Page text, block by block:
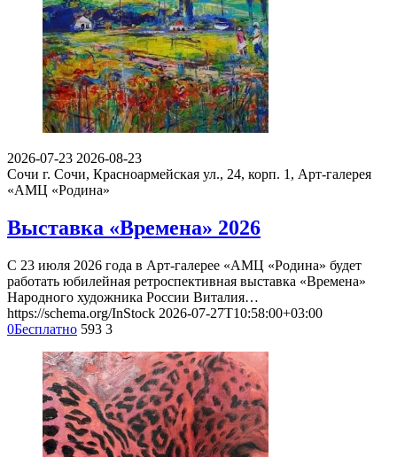
2026-07-23 2026-08-23
Сочи г. Сочи, Красноармейская ул., 24, корп. 1, Арт-галерея
«АМЦ «Родина»
Выставка «Времена» 2026
С 23 июля 2026 года в Арт-галерее «АМЦ «Родина» будет
работать юбилейная ретроспективная выставка «Времена»
Народного художника России Виталия…
https://schema.org/InStock 2026-07-27T10:58:00+03:00
0Бесплатно 593 3